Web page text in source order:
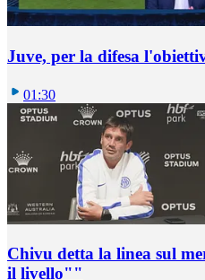
Juve, per la difesa
01:30
Chivu detta la linea sul
il livello""